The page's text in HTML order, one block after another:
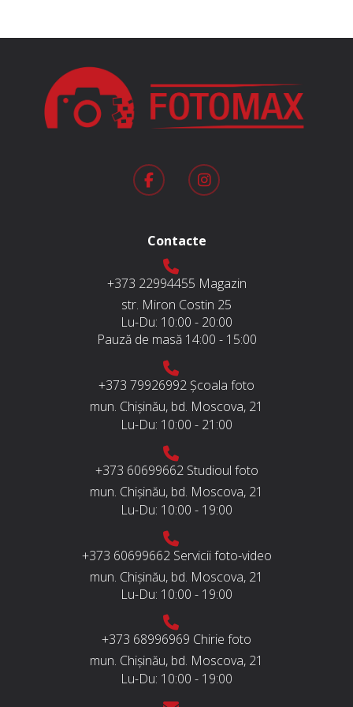
Contacte
+373 22994455 Magazin
str. Miron Costin 25
Lu-Du: 10:00 - 20:00
Pauză de masă 14:00 - 15:00
+373 79926992 Școala foto
mun. Chișinău, bd. Moscova, 21
Lu-Du: 10:00 - 21:00
+373 60699662 Studioul foto
mun. Chișinău, bd. Moscova, 21
Lu-Du: 10:00 - 19:00
+373 60699662 Servicii foto-video
mun. Chișinău, bd. Moscova, 21
Lu-Du: 10:00 - 19:00
+373 68996969 Chirie foto
mun. Chișinău, bd. Moscova, 21
Lu-Du: 10:00 - 19:00